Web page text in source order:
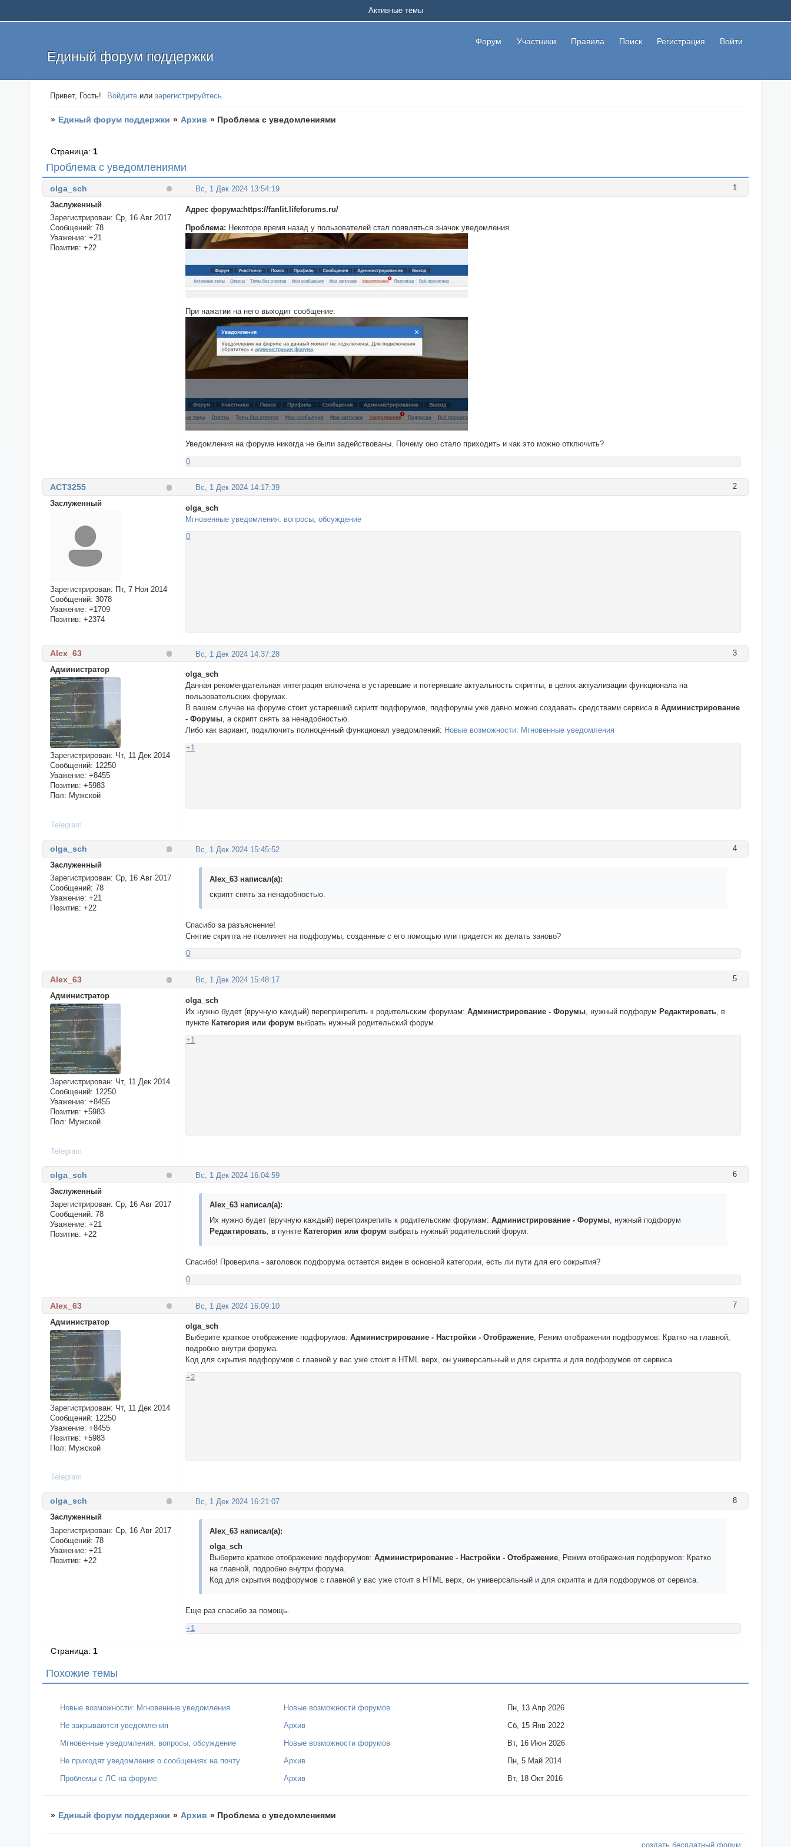
Единый форум поддержки
Форум Участники Правила Поиск Регистрация Войти
Активные темы
Привет, Гость! Войдите илизарегистрируйтесь.
» Единый форум поддержки » Архив » Проблема с уведомлениями
Проблема с уведомлениями
Страница: 1
1
Вс, 1 Дек 2024 13:54:19
olga_sch
Заслуженный
Зарегистрирован: Ср, 16 Авг 2017
Сообщений: 78
Уважение: +21
Позитив: +22
Адрес форума:https://fanlit.lifeforums.ru/
Проблема: Некоторе время назад у пользователей стал появляться значок уведомления.
При нажатии на него выходит сообщение:
Уведомления на форуме никогда не были задействованы. Почему оно стало приходить и как это можно отключить?
0
2
Вс, 1 Дек 2024 14:17:39
ACT3255
Заслуженный
Зарегистрирован: Пт, 7 Ноя 2014
Сообщений: 3078
Уважение: +1709
Позитив: +2374
olga_sch
Мгновенные уведомления: вопросы, обсуждение
0
3
Вс, 1 Дек 2024 14:37:28
Alex_63
Администратор
Зарегистрирован: Чт, 11 Дек 2014
Сообщений: 12250
Уважение: +8455
Позитив: +5983
Пол: Мужской
olga_sch
Данная рекомендательная интеграция включена в устаревшие и потерявшие актуальность скрипты, в целях актуализации функционала на
пользовательских форумах.
В вашем случае на форуме стоит устаревший скрипт подфорумов, подфорумы уже давно можно создавать средствами сервиса вАдминистрирование
- Форумы , а скрипт снять за ненадобностью.
Либо как вариант, подключить полноценный функционал уведомлений: Новые возможности: Мгновенные уведомления
+1
Telegram
4
Вс, 1 Дек 2024 15:45:52
olga_sch
Заслуженный
Зарегистрирован: Ср, 16 Авг 2017
Сообщений: 78
Уважение: +21
Позитив: +22
Alex_63 написал(а):
скрипт снять за ненадобностью.
Спасибо за разъяснение!
Снятие скрипта не повлияет на подфорумы, созданные с его помощью или придется их делать заново?
0
5
Вс, 1 Дек 2024 15:48:17
Alex_63
Администратор
Зарегистрирован: Чт, 11 Дек 2014
Сообщений: 12250
Уважение: +8455
Позитив: +5983
Пол: Мужской
olga_sch
Их нужно будет (вручную каждый) переприкрепить к родительским форумам:Администрирование - Форумы , нужный подфорумРедактировать , в
пунктеКатегория или форум выбрать нужный родительский форум.
+1
Telegram
6
Вс, 1 Дек 2024 16:04:59
olga_sch
Заслуженный
Зарегистрирован: Ср, 16 Авг 2017
Сообщений: 78
Уважение: +21
Позитив: +22
Alex_63 написал(а):
Их нужно будет (вручную каждый) переприкрепить к родительским форумам:Администрирование - Форумы, нужный подфорум
Редактировать, в пункте Категория или форум выбрать нужный родительский форум.
Спасибо! Проверила - заголовок подфорума остается виден в основной категории, есть ли пути для его сокрытия?
0
7
Вс, 1 Дек 2024 16:09:10
Alex_63
Администратор
Зарегистрирован: Чт, 11 Дек 2014
Сообщений: 12250
Уважение: +8455
Позитив: +5983
Пол: Мужской
olga_sch
Выберите краткое отображение подфорумов:Администрирование - Настройки - Отображение, Режим отображения подфорумов: Кратко на главной,
подробно внутри форума.
Код для скрытия подфорумов с главной у вас уже стоит в HTML верх, он универсальный и для скрипта и для подфорумов от сервиса.
+2
Telegram
8
Вс, 1 Дек 2024 16:21:07
olga_sch
Заслуженный
Зарегистрирован: Ср, 16 Авг 2017
Сообщений: 78
Уважение: +21
Позитив: +22
Alex_63 написал(а):
olga_sch
Выберите краткое отображение подфорумов:Администрирование - Настройки - Отображение , Режим отображения подфорумов: Кратко
на главной, подробно внутри форума.
Код для скрытия подфорумов с главной у вас уже стоит в HTML верх, он универсальный и для скрипта и для подфорумов от сервиса.
Еще раз спасибо за помощь.
+1
Страница: 1
Похожие темы
Новые возможности: Мгновенные уведомления Новые возможности форумов
Пн, 13 Апр 2026
Не закрываются уведомления
Архив
Сб, 15 Янв 2022
Мгновенные уведомления: вопросы, обсуждение
Новые возможности форумов
Вт, 16 Июн 2026
Не приходят уведомления о сообщениях на почту
Архив
Пн, 5 Май 2014
Проблемы с ЛС на форуме
Архив Вт, 18 Окт 2016
» Единый форум поддержки » Архив » Проблема с уведомлениями
создать бесплатный форум